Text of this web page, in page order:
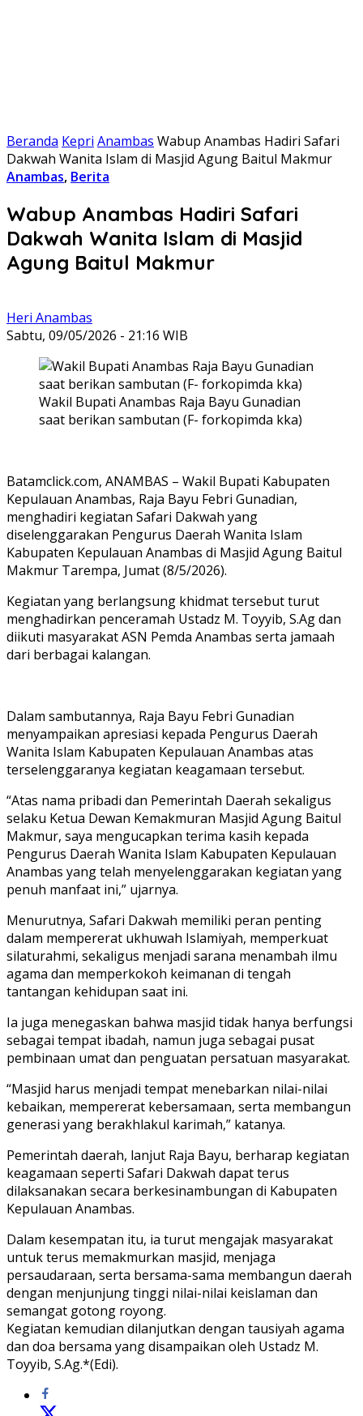
Beranda Kepri Anambas Wabup Anambas Hadiri Safari
Dakwah Wanita Islam di Masjid Agung Baitul Makmur
Anambas, Berita
Wabup Anambas Hadiri Safari
Dakwah Wanita Islam di Masjid
Agung Baitul Makmur
Heri Anambas
Sabtu, 09/05/2026 - 21:16 WIB
Wakil Bupati Anambas Raja Bayu Gunadian
saat berikan sambutan (F- forkopimda kka)
Batamclick.com, ANAMBAS – Wakil Bupati Kabupaten
Kepulauan Anambas, Raja Bayu Febri Gunadian,
menghadiri kegiatan Safari Dakwah yang
diselenggarakan Pengurus Daerah Wanita Islam
Kabupaten Kepulauan Anambas di Masjid Agung Baitul
Makmur Tarempa, Jumat (8/5/2026).
Kegiatan yang berlangsung khidmat tersebut turut
menghadirkan penceramah Ustadz M. Toyyib, S.Ag dan
diikuti masyarakat ASN Pemda Anambas serta jamaah
dari berbagai kalangan.
Dalam sambutannya, Raja Bayu Febri Gunadian
menyampaikan apresiasi kepada Pengurus Daerah
Wanita Islam Kabupaten Kepulauan Anambas atas
terselenggaranya kegiatan keagamaan tersebut.
“Atas nama pribadi dan Pemerintah Daerah sekaligus
selaku Ketua Dewan Kemakmuran Masjid Agung Baitul
Makmur, saya mengucapkan terima kasih kepada
Pengurus Daerah Wanita Islam Kabupaten Kepulauan
Anambas yang telah menyelenggarakan kegiatan yang
penuh manfaat ini,” ujarnya.
Menurutnya, Safari Dakwah memiliki peran penting
dalam mempererat ukhuwah Islamiyah, memperkuat
silaturahmi, sekaligus menjadi sarana menambah ilmu
agama dan memperkokoh keimanan di tengah
tantangan kehidupan saat ini.
Ia juga menegaskan bahwa masjid tidak hanya berfungsi
sebagai tempat ibadah, namun juga sebagai pusat
pembinaan umat dan penguatan persatuan masyarakat.
“Masjid harus menjadi tempat menebarkan nilai-nilai
kebaikan, mempererat kebersamaan, serta membangun
generasi yang berakhlakul karimah,” katanya.
Pemerintah daerah, lanjut Raja Bayu, berharap kegiatan
keagamaan seperti Safari Dakwah dapat terus
dilaksanakan secara berkesinambungan di Kabupaten
Kepulauan Anambas.
Dalam kesempatan itu, ia turut mengajak masyarakat
untuk terus memakmurkan masjid, menjaga
persaudaraan, serta bersama-sama membangun daerah
dengan menjunjung tinggi nilai-nilai keislaman dan
semangat gotong royong.
Kegiatan kemudian dilanjutkan dengan tausiyah agama
dan doa bersama yang disampaikan oleh Ustadz M.
Toyyib, S.Ag.*(Edi).